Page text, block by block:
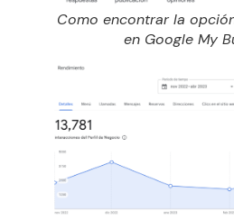
Como encontrar la
en Google My